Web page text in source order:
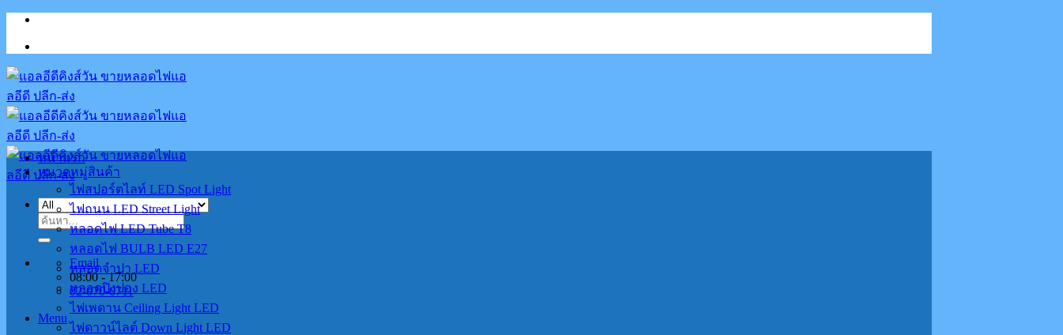
Skip
content
ค้นหา:
Email
08:00 - 17:00
02-070-0711
Menu
หน้าแรก
หมวดหมู่สินค้า
ไฟสปอร์ตไลท์ LED Spot Light
ไฟถนน LED Street Light
หลอดไฟ LED Tube T8
หลอดไฟ BULB LED E27
หลอดจำปา LED
หลอดปิงปอง LED
ไฟเพดาน Ceiling Light LED
ไฟดาวน์ไลต์ Down Light LED